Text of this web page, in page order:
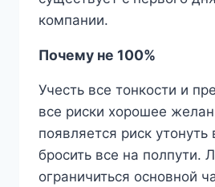
компании.
Почему не 100%
Учесть все тонкости и
все риски хорошее
появляется риск утонуть
бросить все на полпути.
ограничиться основной